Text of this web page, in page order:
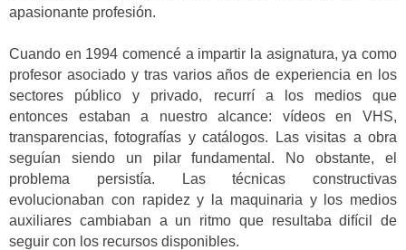
apasionante profesión.
Cuando en 1994 comencé a impartir la asignatura, ya como
profesor asociado y tras varios años de experiencia en los
sectores público y privado, recurrí a los medios que
entonces estaban a nuestro alcance: vídeos en VHS,
transparencias, fotografías y catálogos. Las visitas a obra
seguían siendo un pilar fundamental. No obstante, el
problema persistía. Las técnicas constructivas
evolucionaban con rapidez y la maquinaria y los medios
auxiliares cambiaban a un ritmo que resultaba difícil de
seguir con los recursos disponibles.